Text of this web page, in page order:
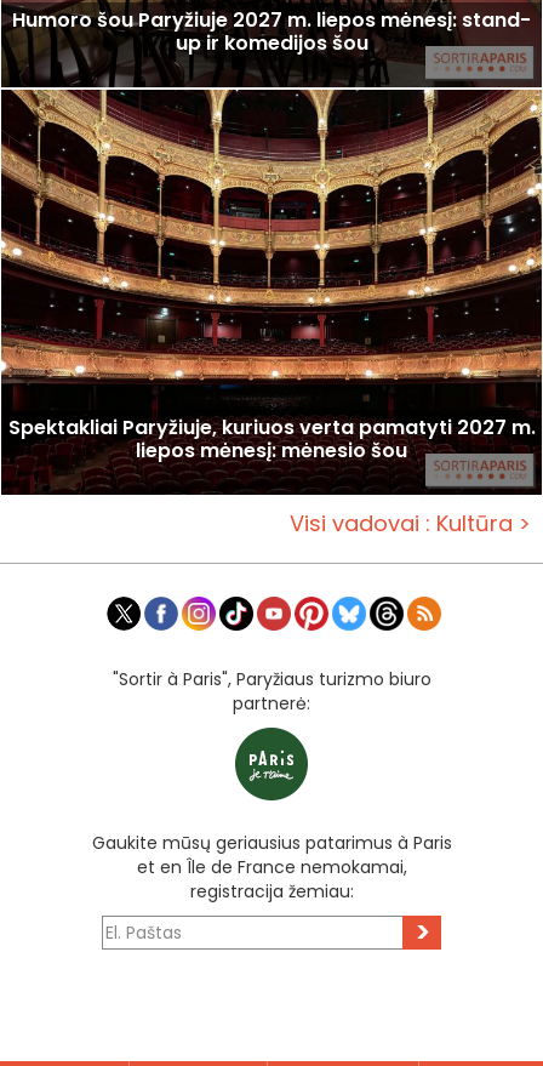
Humoro šou Paryžiuje 2027 m. liepos mėnesį: stand-
up ir komedijos šou
Spektakliai Paryžiuje, kuriuos verta pamatyti 2027 m.
liepos mėnesį: mėnesio šou
Visi vadovai : Kultūra >
"Sortir à Paris", Paryžiaus turizmo biuro
partnerė:
Gaukite mūsų geriausius patarimus à Paris
et en Île de France nemokamai,
registracija žemiau:
>